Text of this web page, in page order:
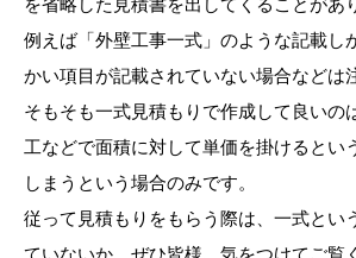
を省略した見積書を出してくることがあ
例えば「外壁工事一式」のような記載し
かい項目が記載されていない場合などは
そもそも一式見積もりで作成して良いの
工などで面積に対して単価を掛けるとい
しまうという場合のみです。
従って見積もりをもらう際は、一式とい